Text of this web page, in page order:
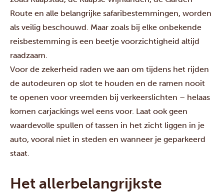
Route en alle belangrijke safaribestemmingen, worden
als veilig beschouwd. Maar zoals bij elke onbekende
reisbestemming is een beetje voorzichtigheid altijd
raadzaam.
Voor de zekerheid raden we aan om tijdens het rijden
de autodeuren op slot te houden en de ramen nooit
te openen voor vreemden bij verkeerslichten – helaas
komen carjackings wel eens voor. Laat ook geen
waardevolle spullen of tassen in het zicht liggen in je
auto, vooral niet in steden en wanneer je geparkeerd
staat.
Het allerbelangrijkste